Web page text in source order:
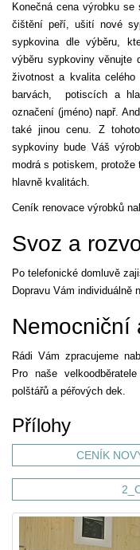
Konečná cena výrobku
čištění peří, ušití nové
sypkovina dle výběru,
výběru sypkoviny věnujte
životnost a kvalita
barvách, potiscích a
označení (jméno) např.
také jinou cenu. Z
sypkoviny bude Váš
modrá s potiskem,
hlavně kvalitách.
Ceník renovace výrobků
Svoz a
Po telefonické domluvě
Dopravu Vám individuálně
Nemocniční
Rádi Vám zpracujeme
Pro naše
polštářů a péřových dek.
Přílohy
CENÍK